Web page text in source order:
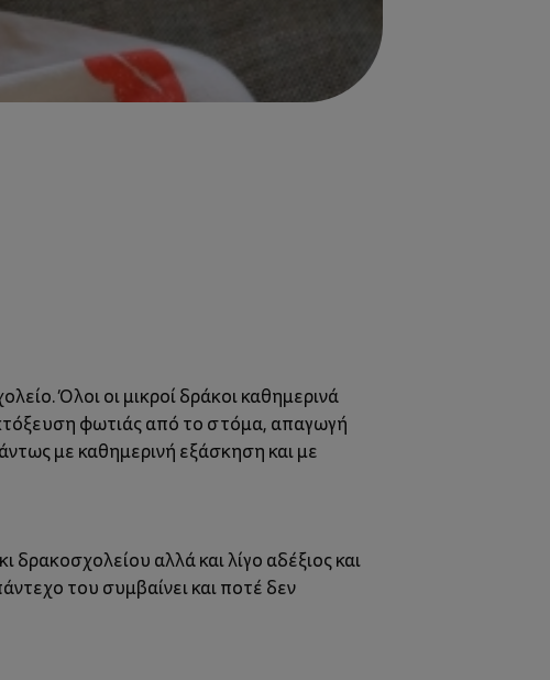
Όλοι οι μικροί δράκοι καθημερινά
φωτιάς από το στόμα, απαγωγή
με καθημερινή εξάσκηση και με
αλλά και λίγο αδέξιος και
του συμβαίνει και ποτέ δεν